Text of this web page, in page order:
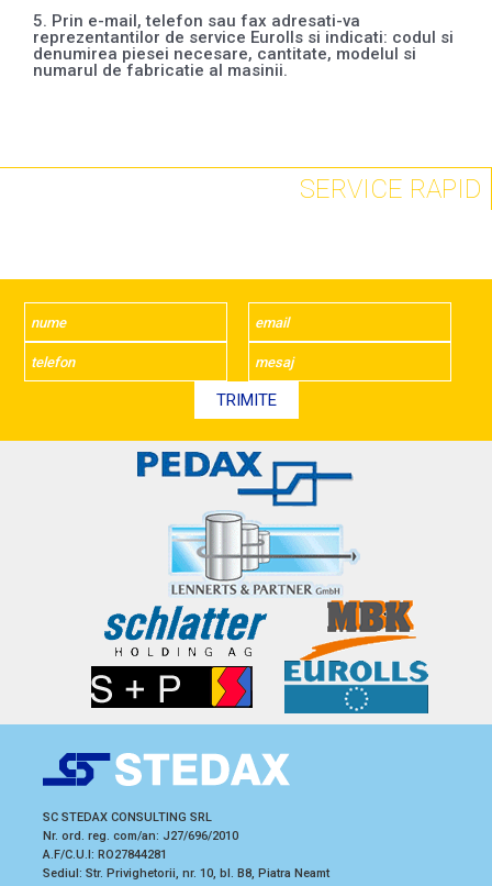
5. Prin e-mail, telefon sau fax adresati-va
reprezentantilor de service Eurolls si indicati: codul si
denumirea piesei necesare, cantitate, modelul si
numarul de fabricatie al masinii.
SERVICE RAPID
TRIMITE
SC STEDAX CONSULTING SRL
Nr. ord. reg. com/an: J27/696/2010
A.F/C.U.I: RO27844281
Sediul: Str. Privighetorii, nr. 10, bl. B8, Piatra Neamt